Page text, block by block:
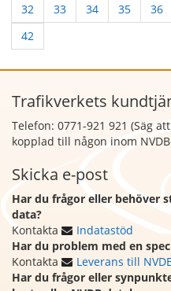
32
33 34 35 36
42
Trafikverkets
Telefon: 0771-921 921 (Säg att
kopplad till någon inom
Skicka e-post
Har du frågor eller behöver
data?
Kontakta
Indatastöd
Har du problem med en
Kontakta
Leverans till
Har du frågor eller